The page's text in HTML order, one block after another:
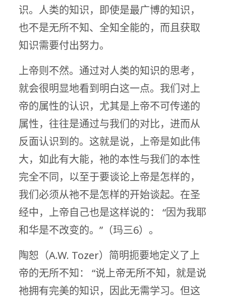
识。人类的知识，即使是最广博的知识，
也不是无所不知、全知全能的，而且获取
知识需要付出努力。
上帝则不然。通过对人类的知识的思考，
就会很明显地看到明白这一点。我们对上
帝的属性的认识，尤其是上帝不可传递的
属性，往往是通过与我们的对比，进而从
反面认识到的。这就是说，上帝是如此伟
大，如此有大能，祂的本性与我们的本性
完全不同，以至于要谈论上帝是怎样的，
我们必须从祂不是怎样的开始谈起。在圣
经中，上帝自己也是这样说的： “因为我耶
和华是不改变的。”（玛三6）。
陶恕（A.W. Tozer）简明扼要地定义了上
帝的无所不知： “说上帝无所不知，就是说
祂拥有完美的知识，因此无需学习。但这